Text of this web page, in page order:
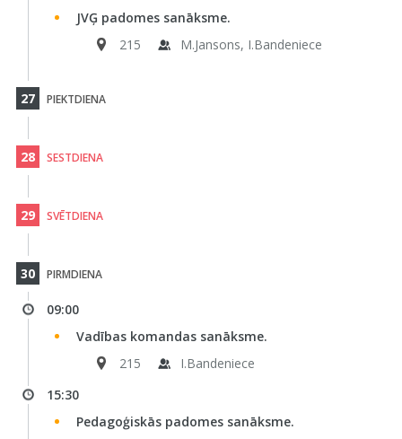
JVĢ padomes sanāksme.
215
M.Jansons, I.Bandeniece
27 PIEKTDIENA
28 SESTDIENA
29 SVĒTDIENA
30 PIRMDIENA
09:00
Vadības komandas sanāksme.
215
I.Bandeniece
15:30
Pedagoģiskās padomes sanāksme.